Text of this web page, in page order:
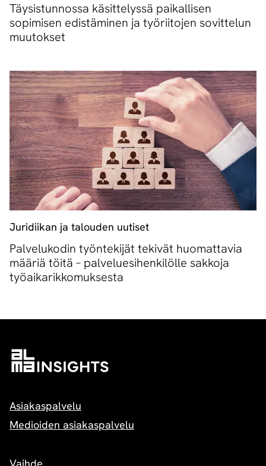
Täysistunnossa käsittelyssä paikallisen
sopimisen edistäminen ja työriitojen sovittelun
muutokset
Juridiikan ja talouden uutiset
Palvelukodin työntekijät tekivät huomattavia
määriä töitä – palveluesihenkilölle sakkoja
työaikarikkomuksesta
Asiakaspalvelu
Medioiden asiakaspalvelu
Vaihde